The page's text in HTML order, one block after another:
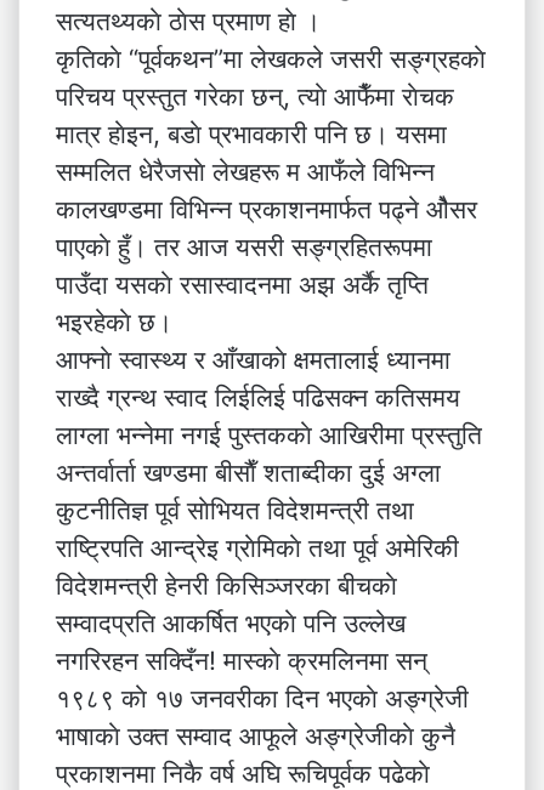
सत्यतथ्यकाे ठाेस प्रमाण हाे ।
कृतिकाे “पूर्वकथन”मा लेखकले जसरी सङ्ग्रहकाे
परिचय प्रस्तुत गरेका छन्, त्याे आफैँमा राेचक
मात्र हाेइन, बडाे प्रभावकारी पनि छ। यसमा
सम्मलित धेरैजसाे लेखहरू म आफँले विभिन्न
कालखण्डमा विभिन्न प्रकाशनमार्फत पढ्ने ओैसर
पाएकाे हुँ। तर आज यसरी सङ्ग्रहितरूपमा
पाउँदा यसकाे रसास्वादनमा अझ अर्कै तृप्ति
भइरहेकाे छ।
आफ्नाे स्वास्थ्य र आँखाकाे क्षमतालाई ध्यानमा
राख्दै ग्रन्थ स्वाद लिईलिई पढिसक्न कतिसमय
लाग्ला भन्नेमा नगई पुस्तककाे आखिरीमा प्रस्तुति
अन्तर्वार्ता खण्डमा बीसाैँ शताब्दीका दुई अग्ला
कुटनीतिज्ञ पूर्व साेभियत विदेशमन्त्री तथा
राष्ट्रिपति आन्द्रेइ ग्राेमिकाे तथा पूर्व अमेरिकी
विदेशमन्त्री हेनरी किसिञ्जरका बीचकाे
सम्वादप्रति आकर्षित भएकाे पनि उल्लेख
नगरिरहन सक्दिँन! मास्काे क्रमलिनमा सन्
१९८९ काे १७ जनवरीका दिन भएकाे अङ्ग्रेजी
भाषाकाे उक्त सम्वाद आफूले अङ्ग्रेजीकाे कुनै
प्रकाशनमा निकै वर्ष अघि रूचिपूर्वक पढेकाे